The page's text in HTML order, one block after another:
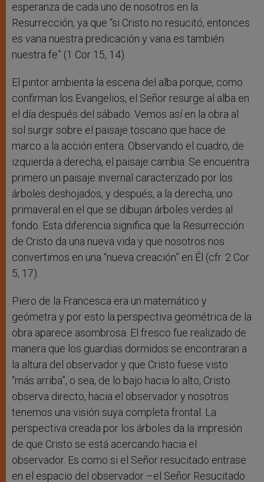
esperanza de cada uno de nosotros en la
Resurrección, ya que “si Cristo no resucitó, entonces
es vana nuestra predicación y vana es también
nuestra fe” (1 Cor 15, 14).
El pintor ambienta la escena del alba porque, como
confirman los Evangelios, el Señor resurge al alba en
el día después del sábado. Vemos así en la obra al
sol surgir sobre el paisaje toscano que hace de
marco a la acción entera. Observando el cuadro, de
izquierda a derecha, el paisaje cambia. Se encuentra
primero un paisaje invernal caracterizado por los
árboles deshojados, y después, a la derecha, uno
primaveral en el que se dibujan árboles verdes al
fondo. Esta diferencia significa que la Resurrección
de Cristo da una nueva vida y que nosotros nos
convertimos en una “nueva creación” en Él (cfr. 2 Cor
5, 17).
Piero de la Francesca era un matemático y
geómetra y por esto la perspectiva geométrica de la
obra aparece asombrosa. El fresco fue realizado de
manera que los guardias dormidos se encontraran a
la altura del observador y que Cristo fuese visto
“más arriba”, o sea, de lo bajo hacia lo alto, Cristo
observa directo, hacia el observador y nosotros
tenemos una visión suya completa frontal. La
perspectiva creada por los árboles da la impresión
de que Cristo se está acercando hacia el
observador. Es como si el Señor resucitado entrase
en el espacio del observador –el Señor Resucitado